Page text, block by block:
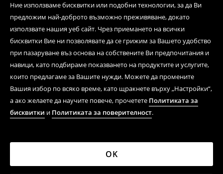
Ние използваме бисквитки или подобни технологии, за да Ви
предложим най-доброто възможно преживяване, докато
използвате нашия уеб сайт. Чрез приемането на всички
бисквитки Вие ни позволявате да се грижим за Вашето удобство
при пазаруване въз основа на собствените Ви предпочитания и
навици, като подбираме показването на продуктите и услугите,
които предлагаме за Вашите нужди. Можете да промените
Вашия избор по всяко време, като щракнете върху „Настройки“,
а ако желаете да научите повече, прочетете Политиката за
бисквитки и Политиката за поверителност.
OK